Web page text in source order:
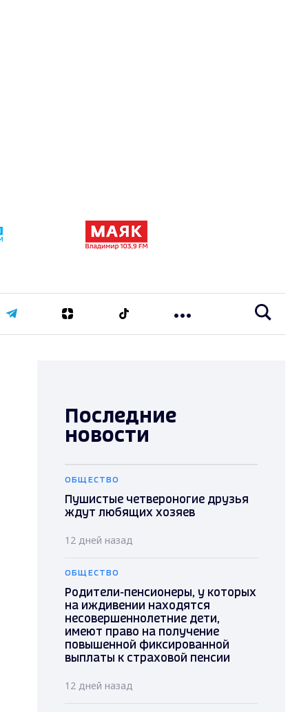
Последние
новости
ОБЩЕСТВО
Пушистые четвероногие друзья
ждут любящих хозяев
12 дней назад
ОБЩЕСТВО
Родители-пенсионеры, у которых
на иждивении находятся
несовершеннолетние дети,
имеют право на получение
повышенной фиксированной
выплаты к страховой пенсии
12 дней назад